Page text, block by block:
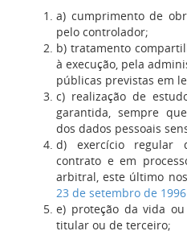
a) cumprimento de
pelo controlador;
b) tratamento
à execução, pela
públicas previstas em
c) realização de
garantida, sempre
dos dados pessoais
d) exercício regular
contrato e em
arbitral, este último
23 de setembro de
e) proteção da vida
titular ou de terceiro;